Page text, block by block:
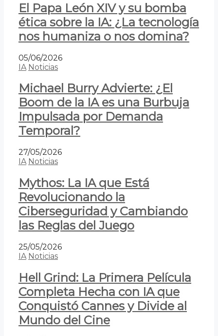
El Papa León XIV y su bomba
ética sobre la IA: ¿La tecnología
nos humaniza o nos domina?
05/06/2026
IA Noticias
Michael Burry Advierte: ¿El
Boom de la IA es una Burbuja
Impulsada por Demanda
Temporal?
27/05/2026
IA Noticias
Mythos: La IA que Está
Revolucionando la
Ciberseguridad y Cambiando
las Reglas del Juego
25/05/2026
IA Noticias
Hell Grind: La Primera Película
Completa Hecha con IA que
Conquistó Cannes y Divide al
Mundo del Cine